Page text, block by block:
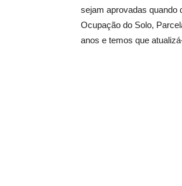
sejam aprovadas quando
Ocupação do Solo,
anos e temos que